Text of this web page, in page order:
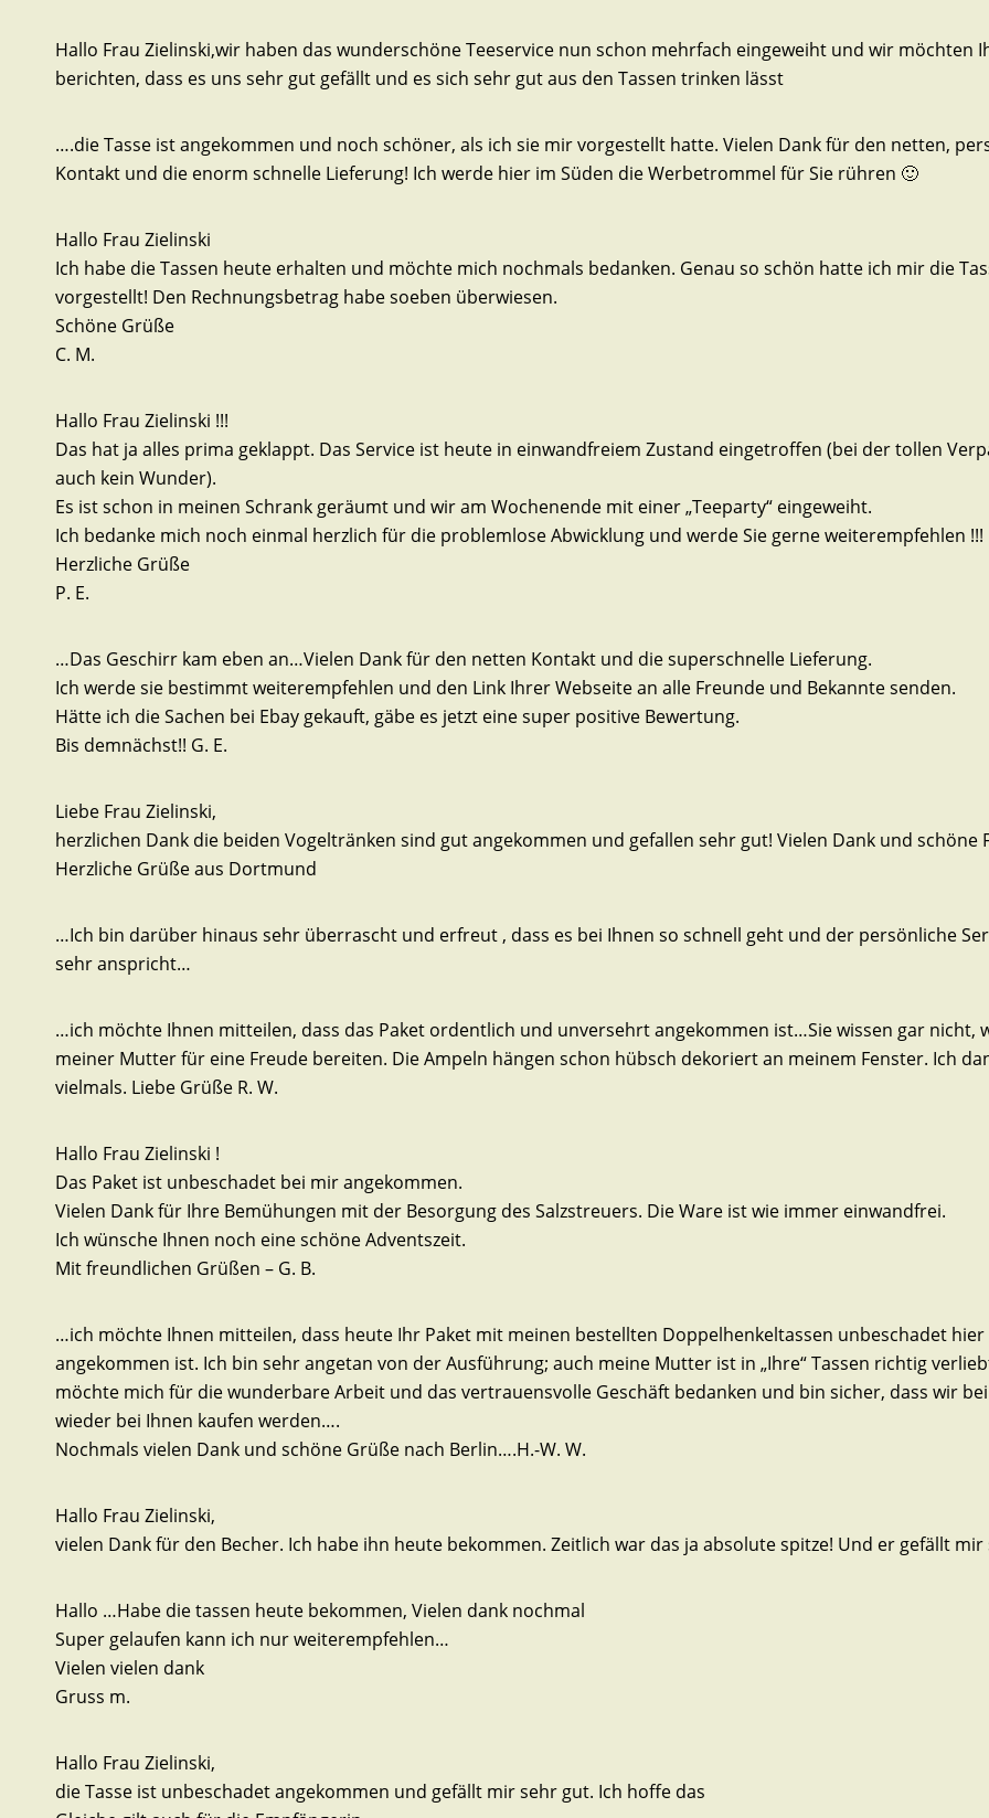
Hallo Frau Zielinski,wir haben das wunderschöne Teeservice nun schon mehrfach eingeweiht und wir möchten
berichten, dass es uns sehr gut gefällt und es sich sehr gut aus den Tassen trinken lässt
….die Tasse ist angekommen und noch schöner, als ich sie mir vorgestellt hatte. Vielen Dank für den netten,
Kontakt und die enorm schnelle Lieferung! Ich werde hier im Süden die Werbetrommel für Sie rühren 🙂
Hallo Frau Zielinski
Ich habe die Tassen heute erhalten und möchte mich nochmals bedanken. Genau so schön hatte ich mir die
vorgestellt! Den Rechnungsbetrag habe soeben überwiesen.
Schöne Grüße
C. M.
Hallo Frau Zielinski !!!
Das hat ja alles prima geklappt. Das Service ist heute in einwandfreiem Zustand eingetroffen (bei der tollen
auch kein Wunder).
Es ist schon in meinen Schrank geräumt und wir am Wochenende mit einer „Teeparty“ eingeweiht.
Ich bedanke mich noch einmal herzlich für die problemlose Abwicklung und werde Sie gerne weiterempfehlen !!!
Herzliche Grüße
P. E.
…Das Geschirr kam eben an…Vielen Dank für den netten Kontakt und die superschnelle Lieferung.
Ich werde sie bestimmt weiterempfehlen und den Link Ihrer Webseite an alle Freunde und Bekannte senden.
Hätte ich die Sachen bei Ebay gekauft, gäbe es jetzt eine super positive Bewertung.
Bis demnächst!! G. E.
Liebe Frau Zielinski,
herzlichen Dank die beiden Vogeltränken sind gut angekommen und gefallen sehr gut! Vielen Dank und schöne
Herzliche Grüße aus Dortmund
…Ich bin darüber hinaus sehr überrascht und erfreut , dass es bei Ihnen so schnell geht und der persönliche
sehr anspricht…
…ich möchte Ihnen mitteilen, dass das Paket ordentlich und unversehrt angekommen ist…Sie wissen gar nicht,
meiner Mutter für eine Freude bereiten. Die Ampeln hängen schon hübsch dekoriert an meinem Fenster. Ich
vielmals. Liebe Grüße R. W.
Hallo Frau Zielinski !
Das Paket ist unbeschadet bei mir angekommen.
Vielen Dank für Ihre Bemühungen mit der Besorgung des Salzstreuers. Die Ware ist wie immer einwandfrei.
Ich wünsche Ihnen noch eine schöne Adventszeit.
Mit freundlichen Grüßen – G. B.
…ich möchte Ihnen mitteilen, dass heute Ihr Paket mit meinen bestellten Doppelhenkeltassen unbeschadet hier
angekommen ist. Ich bin sehr angetan von der Ausführung; auch meine Mutter ist in „Ihre“ Tassen richtig
möchte mich für die wunderbare Arbeit und das vertrauensvolle Geschäft bedanken und bin sicher, dass wir
wieder bei Ihnen kaufen werden….
Nochmals vielen Dank und schöne Grüße nach Berlin….H.-W. W.
Hallo Frau Zielinski,
vielen Dank für den Becher. Ich habe ihn heute bekommen. Zeitlich war das ja absolute spitze! Und er gefällt mir
Hallo …Habe die tassen heute bekommen, Vielen dank nochmal
Super gelaufen kann ich nur weiterempfehlen…
Vielen vielen dank
Gruss m.
Hallo Frau Zielinski,
die Tasse ist unbeschadet angekommen und gefällt mir sehr gut. Ich hoffe das